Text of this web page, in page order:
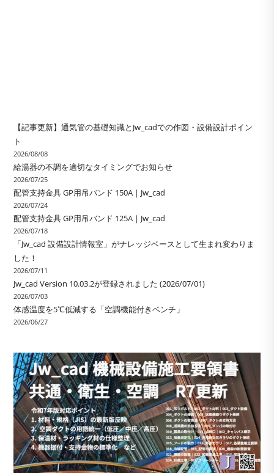
【記事更新】通気管の基礎知識とJw_cadでの作図・設備設計ポイン
ト
2026/08/08
給湯器の不調を適切なタイミングでお知らせ
2026/07/25
配管支持金具 GP用吊バンド 150A｜Jw_cad
2026/07/24
配管支持金具 GP用吊バンド 125A｜Jw_cad
2026/07/18
「Jw_cad 設備設計情報室」がナレッジベースとして生まれ変わりま
した！
2026/07/11
Jw_cad Version 10.03.2が登録されました (2026/07/01)
2026/07/03
体感温度を5℃低減する「空調機能付きベンチ」
2026/06/27